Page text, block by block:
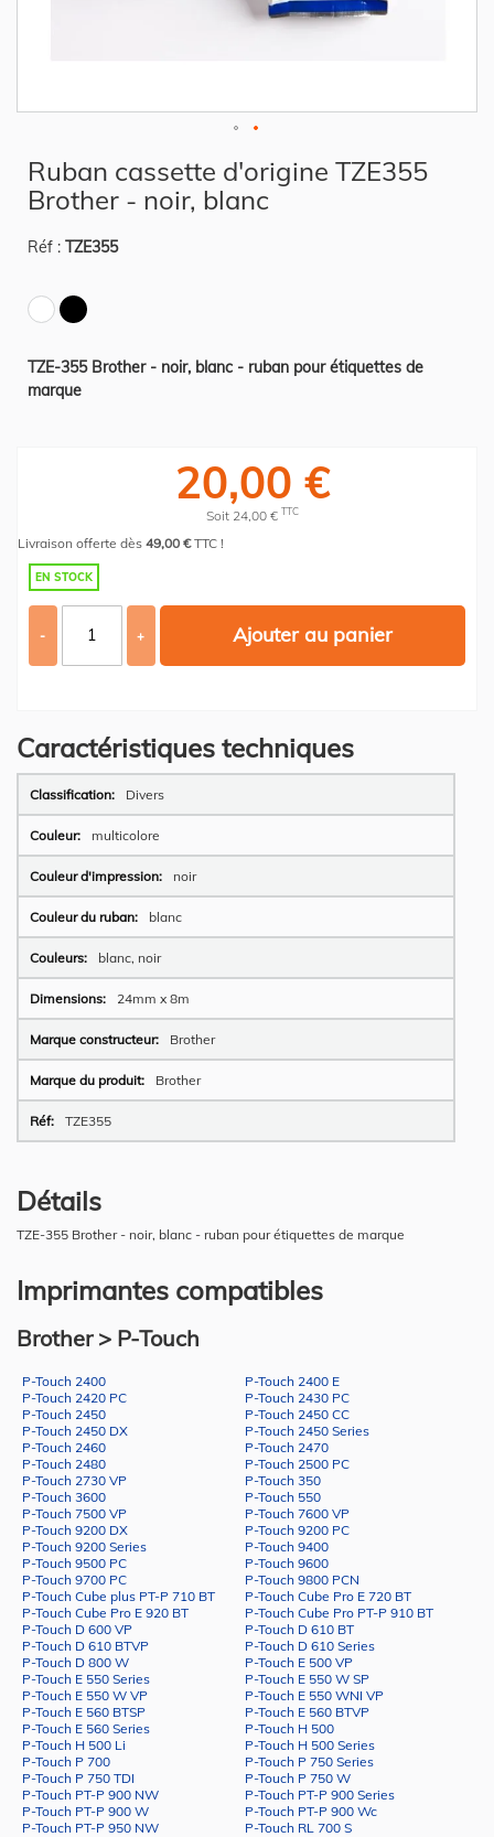
the
beginning
images
Ruban cassette d'origine TZE355
Brother - noir, blanc
Réf : TZE355
TZE-355 Brother - noir, blanc - ruban pour étiquettes de
marque
20,00 €
Soit 24,00 € TTC
Livraison offerte dès 49,00 €TTC !
EN STOCK
- + Ajouter au panier
Caractéristiques techniques
Plus
d’information
Divers
multicolore
noir
blanc
blanc, noir
24mm x 8m
Brother
Brother
TZE355
Détails
TZE-355 Brother - noir, blanc - ruban pour étiquettes de marque
Imprimantes compatibles
Brother > P-Touch
P-Touch 2400
P-Touch 2400 E
P-Touch 2420 PC
P-Touch 2430 PC
P-Touch 2450
P-Touch 2450 CC
P-Touch 2450 DX
P-Touch 2450 Series
P-Touch 2460
P-Touch 2470
P-Touch 2480
P-Touch 2500 PC
P-Touch 2730 VP
P-Touch 350
P-Touch 3600
P-Touch 550
P-Touch 7500 VP
P-Touch 7600 VP
P-Touch 9200 DX
P-Touch 9200 PC
P-Touch 9200 Series
P-Touch 9400
P-Touch 9500 PC
P-Touch 9600
P-Touch 9700 PC
P-Touch 9800 PCN
P-Touch Cube plus PT-P 710 BT
P-Touch Cube Pro E 720 BT
P-Touch Cube Pro E 920 BT
P-Touch Cube Pro PT-P 910 BT
P-Touch D 600 VP
P-Touch D 610 BT
P-Touch D 610 BTVP
P-Touch D 610 Series
P-Touch D 800 W
P-Touch E 500 VP
P-Touch E 550 Series
P-Touch E 550 W SP
P-Touch E 550 W VP
P-Touch E 550 WNI VP
P-Touch E 560 BTSP
P-Touch E 560 BTVP
P-Touch E 560 Series
P-Touch H 500
P-Touch H 500 Li
P-Touch H 500 Series
P-Touch P 700
P-Touch P 750 Series
P-Touch P 750 TDI
P-Touch P 750 W
P-Touch PT-P 900 NW
P-Touch PT-P 900 Series
P-Touch PT-P 900 W
P-Touch PT-P 900 Wc
P-Touch PT-P 950 NW
P-Touch RL 700 S